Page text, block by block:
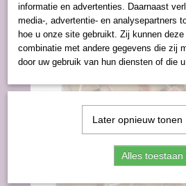
informatie en advertenties. Daarnaast
media-, advertentie- en analysepartners
hoe u onze site gebruikt. Zij kunnen
combinatie met andere gegevens die zij
door uw gebruik van hun diensten of die
Later opnieuw tonen
Alles toestaan